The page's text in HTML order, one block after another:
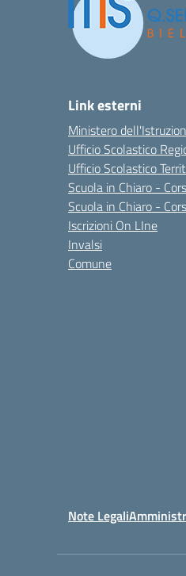
Link esterni
Ministero
Ufficio Scolastico
Ufficio Scolastico
Scuola in Chiaro -
Scuola in Chiaro -
Iscrizioni On LIne
Invalsi
Comune
Note Legali